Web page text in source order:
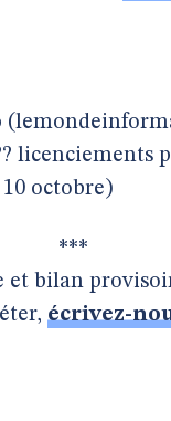
licenciements
octobre)
***
et bilan
écrivez-